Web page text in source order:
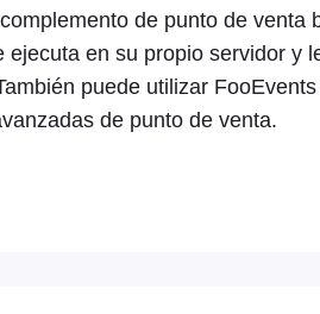
de punto de venta
ejecuta en su propio servidor y
puede utilizar
de punto de venta.